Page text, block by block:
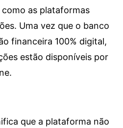
as plataformas
Uma vez que o banco
financeira 100% digital,
estão disponíveis por
que a plataforma não